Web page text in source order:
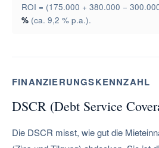
ROI = (175.000 + 380.000 −
% (ca. 9,2 % p.a.).
FINANZIERUNGSKENNZAHL
DSCR (Debt Service
Die DSCR misst, wie gut die